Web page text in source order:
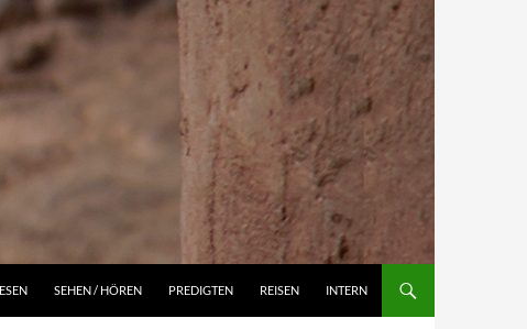
SEHEN / HÖREN PREDIGTEN REISEN INTERN